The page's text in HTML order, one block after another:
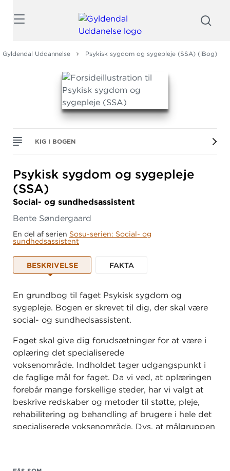
Gyldendal Uddannelse Psykisk sygdom og sygepleje (SSA) (iBog)
KIG I BOGEN
Psykisk sygdom og sygepleje
(SSA)
Social- og sundhedsassistent
Bente Søndergaard
En del af serien Sosu-serien: Social- og
sundhedsassistent
BESKRIVELSE FAKTA
En grundbog til faget Psykisk sygdom og
sygepleje. Bogen er skrevet til dig, der skal være
social- og sundhedsassistent.
Faget skal give dig forudsætninger for at være i
oplæring det specialiserede
voksenområde. Indholdet tager udgangspunkt i
de faglige mål for faget. Da vi ved, at oplæringen
forebår mange forskellige steder, har vi valgt at
beskrive redskaber og metoder til støtte, pleje,
rehabilitering og behandling af brugere i hele det
specialiserede voksenområde. Dvs. at målgruppen